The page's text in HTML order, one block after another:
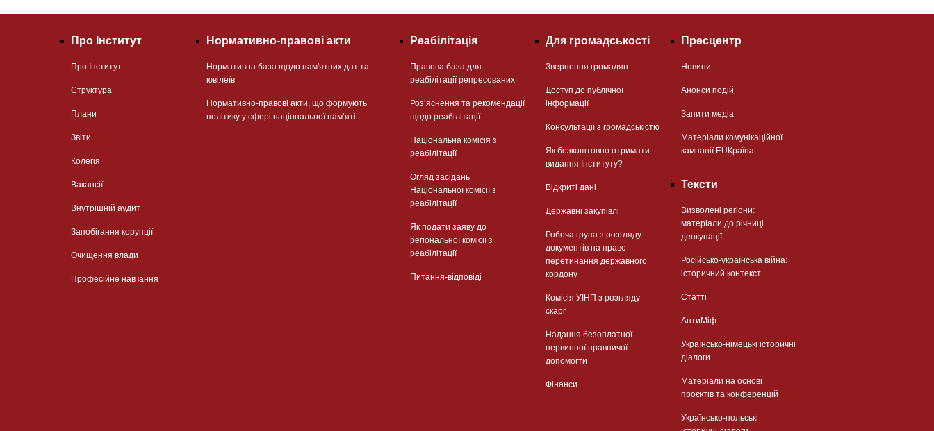
Про Інститут
Про Інститут
Структура
Плани
Звіти
Колегія
Вакансії
Внутрішній аудит
Запобігання корупції
Очищення влади
Професійне навчання
Нормативно-правові акти
Нормативна база щодо пам'ятних дат та
ювілеїв
Нормативно-правові акти, що формують
політику у сфері національної памʼяті
Реабілітація
Правова база для
реабілітації репресованих
Розʼяснення та рекомендації
щодо реабілітації
Національна комісія з
реабілітації
Огляд засідань
Національної комісії з
реабілітації
Як подати заяву до
регіональної комісії з
реабілітації
Питання-відповіді
Для громадськості
Звернення громадян
Доступ до публічної
інформації
Консультації з громадськістю
Як безкоштовно отримати
видання Інституту?
Відкриті дані
Державні закупівлі
Робоча група з розгляду
документів на право
перетинання державного
кордону
Комісія УІНП з розгляду
скарг
Надання безоплатної
первинної правничої
допомогти
Фінанси
Пресцентр
Новини
Анонси подій
Запити медіа
Матеріали комунікаційної
кампанії EUКраїна
Тексти
Визволені регіони:
матеріали до річниці
деокупації
Російсько-українська війна:
історичний контекст
Статті
АнтиМіф
Українсько-німецькі історичні
діалоги
Матеріали на основі
проєктів та конференцій
Українсько-польські